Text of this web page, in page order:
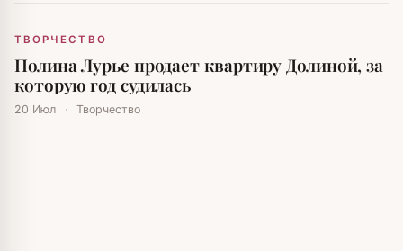
ТВОРЧЕСТВО
Полина Лурье продает квартиру Долиной, за
которую год судилась
20 Июл · Творчество